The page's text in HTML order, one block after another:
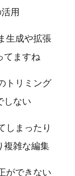
用
生成や拡張
てますね
トリミング
しない
しまったり
複雑な編集
ができない